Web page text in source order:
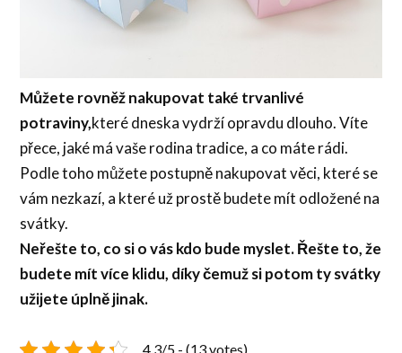
Můžete rovněž nakupovat také trvanlivé
potraviny,které dneska vydrží opravdu dlouho. Víte
přece, jaké má vaše rodina tradice, a co máte rádi.
Podle toho můžete postupně nakupovat věci, které se
vám nezkazí, a které už prostě budete mít odložené na
svátky.
Neřešte to, co si o vás kdo bude myslet. Řešte to, že
budete mít více klidu, díky čemuž si potom ty svátky
užijete úplně jinak.
4.3/5 - (13 votes)